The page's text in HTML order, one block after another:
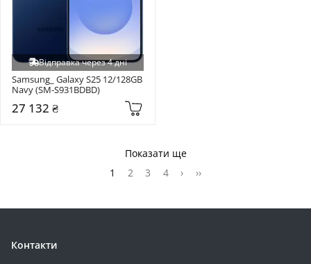
Відправка через 4 дні
Samsung_ Galaxy S25 12/128GB
Navy (SM-S931BDBD)
27 132 ₴
Показати ще
1
2 3 4 › ››
Контакти